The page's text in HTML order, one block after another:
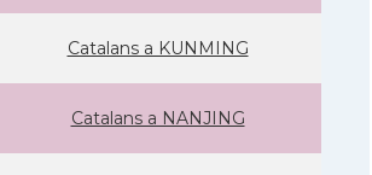
Catalans a KUNMING
Catalans a NANJING